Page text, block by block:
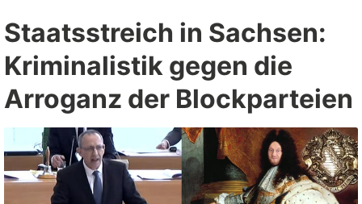
gefälscht
hat”
Staatsstreich in Sachsen:
Kriminalistik gegen die
Arroganz der Blockparteien